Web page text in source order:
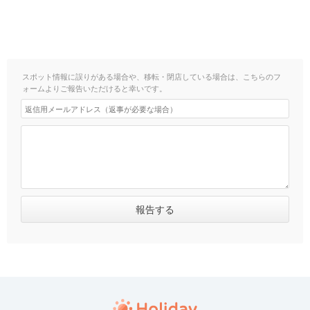
スポット情報に誤りがある場合や、移転・閉店している場合は、こちらのフ
ォームよりご報告いただけると幸いです。